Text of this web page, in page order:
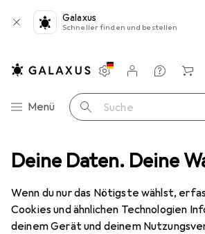
Deine Daten. Deine
Wenn du nur das Nötigste wählst,
Cookies und ähnlichen Technologien
deinem Gerät und deinem
Galaxus
Schneller finden und bestellen
Navigation nach Kategorien
Menü Suche
Einstellungen
Kundenkonto
Vergleichslisten
Merklisten
Warenkorb
+ Zeichnen Malstifte Stabilo Pen
9 Bilder